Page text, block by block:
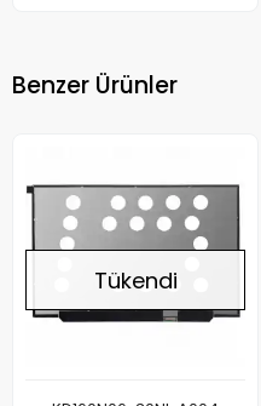
Benzer Ürünler
Tükendi